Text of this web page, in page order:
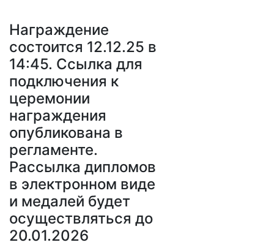
Награждение
состоится 12.12.25 в
14:45. Ссылка для
подключения к
церемонии
награждения
опубликована в
регламенте.
Рассылка дипломов
в электронном виде
и медалей будет
осуществляться до
20.01.2026